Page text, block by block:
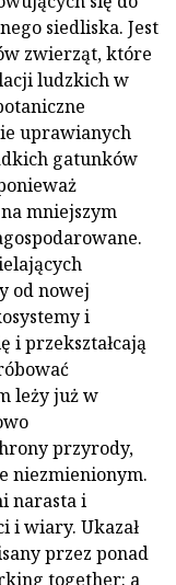
siedliska. Jest
zwierząt, które
ludzkich w
uprawianych
gatunków
mniejszym
od nowej
i
i przekształcają
leży już w
przyrody,
niezmienionym.
narasta i
i wiary. Ukazał
przez ponad
together: a